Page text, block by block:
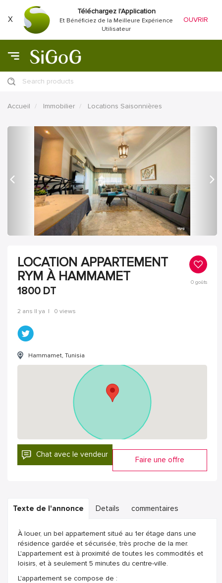
X
Téléchargez l'Application
Et Bénéficiez de la Meilleure Expérience
Utilisateur
OUVRIR
Search products
Accueil Immobilier Locations Saisonnières
précédent
LOCATION APPARTEMENT
RYM À HAMMAMET
1800 DT
0goûts
2 ans Il ya | 0 views
Hammamet, Tunisia
Chat avec le vendeur
Faire une offre
Texte de l'annonce Details commentaires
À louer, un bel appartement situé au 1er étage dans une
résidence gardée et sécurisée, très proche de la mer.
L'appartement est à proximité de toutes les commodités et
loisirs, et à seulement 5 minutes du centre-ville.
L'appartement se compose de :